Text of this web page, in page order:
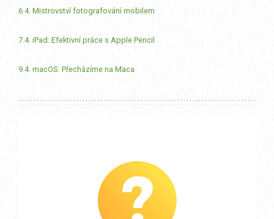
6.4. Mistrovství fotografování mobilem
7.4. iPad: Efektivní práce s Apple Pencil
9.4. macOS: Přecházíme na Maca